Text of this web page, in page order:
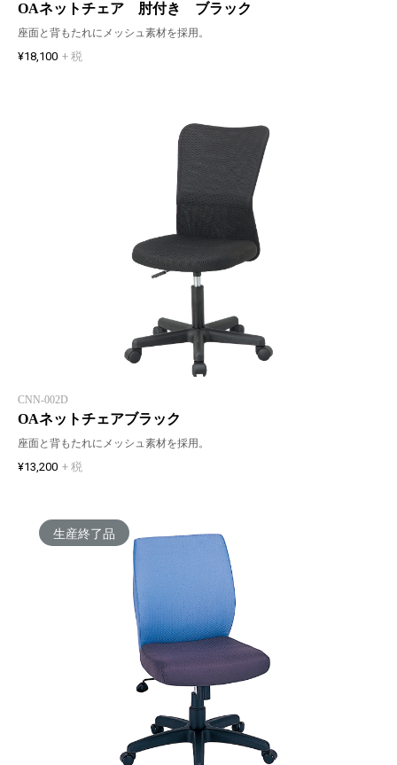
OAネットチェア 肘付き ブラック
座面と背もたれにメッシュ素材を採用。
¥18,100 + 税
CNN-002D
OAネットチェアブラック
座面と背もたれにメッシュ素材を採用。
¥13,200 + 税
生産終了品